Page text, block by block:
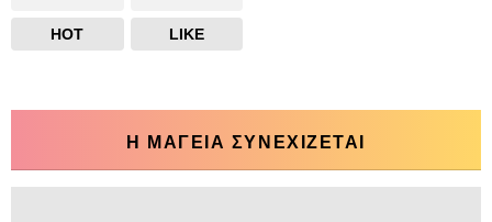
HOT LIKE
Η ΜΑΓΕΙΑ ΣΥΝΕΧΙΖΕΤΑΙ